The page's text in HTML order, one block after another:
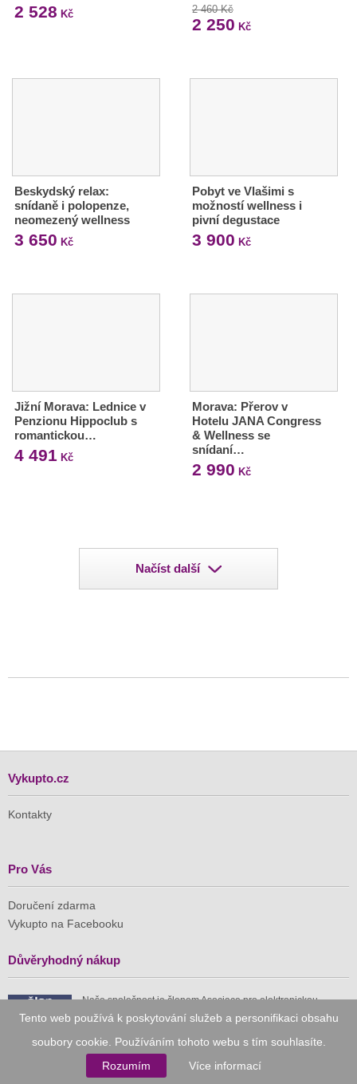
Tento web používá k poskytování služeb a personifikaci obsahu
soubory cookie. Používáním tohoto webu s tím souhlasíte.
Rozumím
Více informací
2 528 Kč 2 460 Kč
2 250 Kč
Beskydský relax:
snídaně i polopenze,
neomezený wellness
3 650 Kč
Pobyt ve Vlašimi s
možností wellness i
pivní degustace
3 900 Kč
Jižní Morava: Lednice v
Penzionu Hippoclub s
romantickou…
4 491 Kč
Morava: Přerov v
Hotelu JANA Congress
& Wellness se
snídaní…
2 990 Kč
Načíst další
Vykupto.cz
Kontakty
Pro Vás
Doručení zdarma
Vykupto na Facebooku
Důvěryhodný nákup
Naše společnost je členem Asociace pro elektronickou
komerci (APEK)